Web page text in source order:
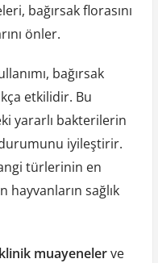
bağırsak florasını
önler.
bağırsak
etkilidir. Bu
yararlı bakterilerin
durumunu iyileştirir.
türlerinin en
sağlık
klinik muayenelerve